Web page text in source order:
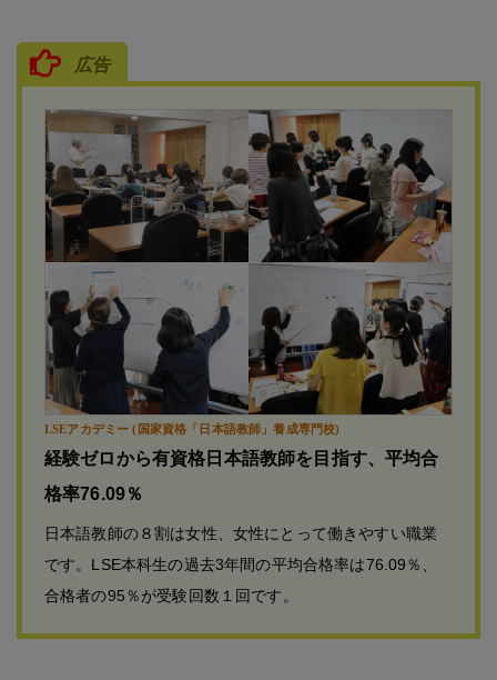
広告
LSEアカデミー (国家資格「日本語教師」養成専門校)
経験ゼロから有資格日本語教師を目指す、平均合
格率76.09％
日本語教師の８割は女性、女性にとって働きやすい職業
です。LSE本科生の過去3年間の平均合格率は76.09％、
合格者の95％が受験回数１回です。